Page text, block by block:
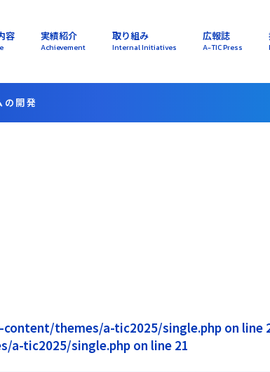
容 実績紹介
Achievement
取り組み
Internal Initiatives
広報誌
A-TIC Press
の開発
themes/a-tic2025/single.php on
tic2025/single.php on line 21